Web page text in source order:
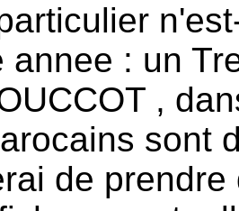
annee : un
,
sont
de